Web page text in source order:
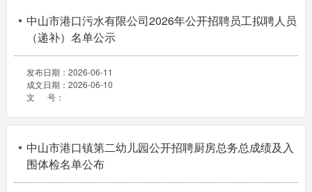
中山市港口污水有限公司2026年公开招聘员工拟聘人员
（递补）名单公示
发布日期： 2026-06-11
成文日期： 2026-06-10
文 号：
中山市港口镇第二幼儿园公开招聘厨房总务总成绩及入
围体检名单公布